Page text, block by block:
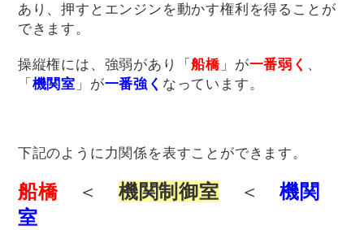
あり、押すとエンジンを動かす権利を得ることが
できます。
操縦権には、強弱があり「船橋 」が一番弱く 、
「 機関室 」が一番強く なっています。
下記のように力関係を表すことができます。
船橋 ＜ 機関制御室 ＜機関
室